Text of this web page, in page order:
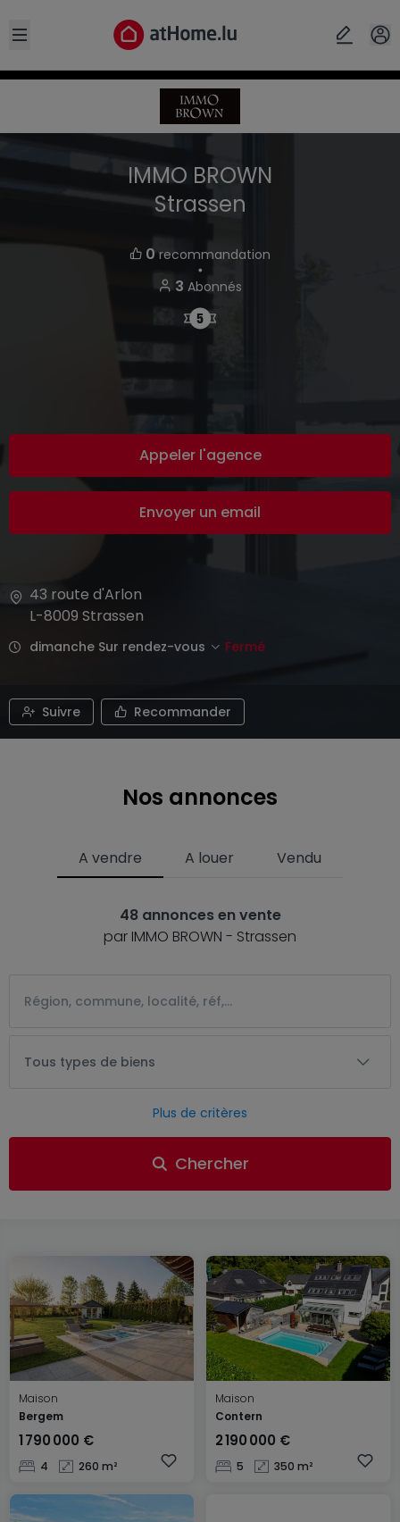
Open sidebar
IMMO BROWN
Strassen
0 recommandation
・
3 Abonnés
Appeler l'agence
Envoyer un email
43 route d'Arlon
L-8009 Strassen
dimanche Sur rendez-vous Fermé
Suivre Recommander
Nos annonces
A vendre A louer Vendu
48 annonces en vente
par IMMO BROWN - Strassen
Tous types de biens
Plus de critères
Chercher
Maison
Bergem
1 790 000 €
4 260 m²
Maison
Contern
2 190 000 €
5 350 m²